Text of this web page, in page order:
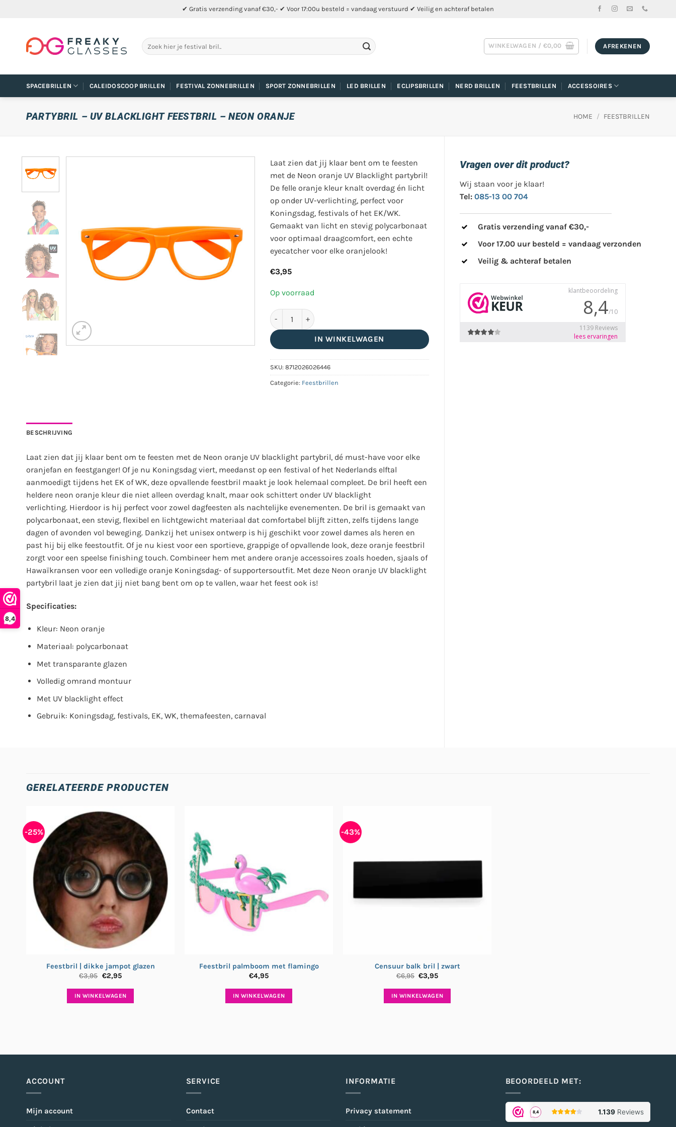
8,4
✔ Gratis verzending vanaf €30,- ✔ Voor 17:00u besteld = vandaag verstuurd ✔ Veilig en achteraf betalen
Zoeken
naar:
WINKELWAGEN / €0,00 AFREKENEN
SPACEBRILLEN CALEIDOSCOOP BRILLEN FESTIVAL ZONNEBRILLEN SPORT ZONNEBRILLEN LED BRILLEN ECLIPSBRILLEN NERD BRILLEN FEESTBRILLEN ACCESSOIRES
PARTYBRIL – UV BLACKLIGHT FEESTBRIL – NEON ORANJE HOME / FEESTBRILLEN
Laat zien dat jij klaar bent om te feesten
met de Neon oranje UV Blacklight partybril!
De felle oranje kleur knalt overdag én licht
op onder UV-verlichting, perfect voor
Koningsdag, festivals of het EK/WK.
Gemaakt van licht en stevig polycarbonaat
voor optimaal draagcomfort, een echte
eyecatcher voor elke oranjelook!
€3,95
Op voorraad
Partybril - UV Blacklight feestbril - Neon oranje aantal
IN WINKELWAGEN
SKU: 8712026026446
Categorie: Feestbrillen
BESCHRIJVING
Laat zien dat jij klaar bent om te feesten met de Neon oranje UV blacklight partybril, dé must-have voor elke
oranjefan en feestganger! Of je nu Koningsdag viert, meedanst op een festival of het Nederlands elftal
aanmoedigt tijdens het EK of WK, deze opvallende feestbril maakt je look helemaal compleet. De bril heeft een
heldere neon oranje kleur die niet alleen overdag knalt, maar ook schittert onder UV blacklight
verlichting. Hierdoor is hij perfect voor zowel dagfeesten als nachtelijke evenementen. De bril is gemaakt van
polycarbonaat, een stevig, flexibel en lichtgewicht materiaal dat comfortabel blijft zitten, zelfs tijdens lange
dagen of avonden vol beweging. Dankzij het unisex ontwerp is hij geschikt voor zowel dames als heren en
past hij bij elke feestoutfit. Of je nu kiest voor een sportieve, grappige of opvallende look, deze oranje feestbril
zorgt voor een speelse finishing touch. Combineer hem met andere oranje accessoires zoals hoeden, sjaals of
Hawaïkransen voor een volledige oranje Koningsdag- of supportersoutfit. Met deze Neon oranje UV blacklight
partybril laat je zien dat jij niet bang bent om op te vallen, waar het feest ook is!
Specificaties:
Kleur: Neon oranje
Materiaal: polycarbonaat
Met transparante glazen
Volledig omrand montuur
Met UV blacklight effect
Gebruik: Koningsdag, festivals, EK, WK, themafeesten, carnaval
Vragen over dit product?
Wij staan voor je klaar!
Tel: 085-13 00 704
Gratis verzending vanaf €30,-
Voor 17.00 uur besteld = vandaag verzonden
Veilig & achteraf betalen
GERELATEERDE PRODUCTEN
-25%
Feestbril | dikke jampot glazen
€3,95 Oorspronkelijke
was:
€3,95.
€2,95Huidige
is:
€2,95.
IN WINKELWAGEN
Feestbril palmboom met flamingo
€4,95
IN WINKELWAGEN
-43%
Censuur balk bril | zwart
€6,95 Oorspronkelijke
was:
€6,95.
€3,95Huidige
is:
€3,95.
IN WINKELWAGEN
ACCOUNT
Mijn account
SERVICE
Contact
INFORMATIE
Privacy statement
BEOORDEELD MET: